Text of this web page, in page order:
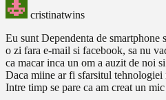
cristinatwins
Eu sunt Dependenta de
o zi fara e-mail si facebook, sa nu
ca macar inca un om a auzit de noi
Daca miine ar fi sfarsitul tehnologiei
Intre timp se pare ca am creat un